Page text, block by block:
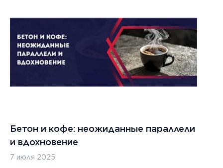
г.
Бетон и кофе: неожиданные параллели
и вдохновение
7 июля 2025